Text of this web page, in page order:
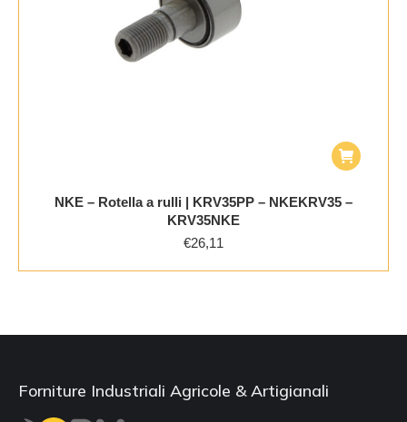
NKE – Rotella a rulli | KRV35PP – NKEKRV35 –
KRV35NKE
€26,11
Forniture Industriali Agricole & Artigianali